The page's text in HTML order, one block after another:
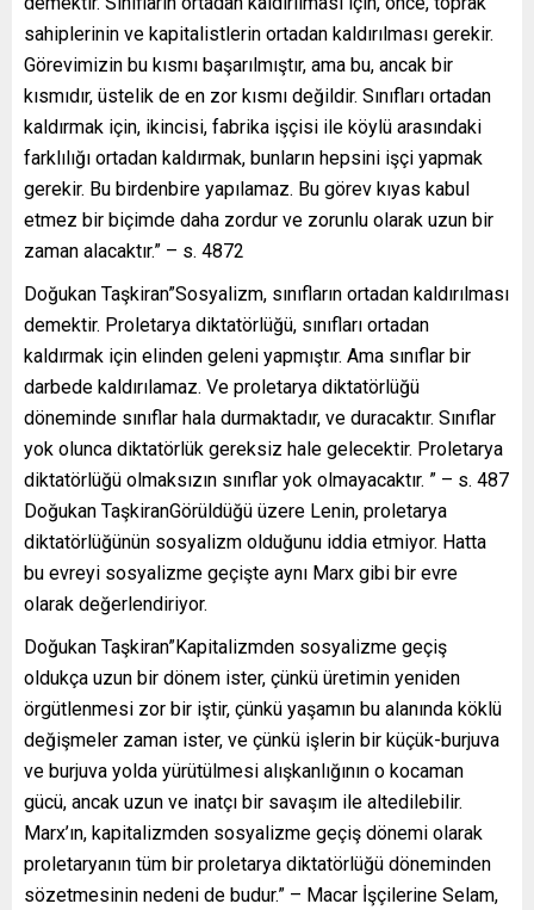
sahiplerinin ve kapitalistlerin ortadan kaldırılması gerekir.
Görevimizin bu kısmı başarılmıştır, ama bu, ancak bir
kısmıdır, üstelik de en zor kısmı değildir. Sınıfları ortadan
kaldırmak için, ikincisi, fabrika işçisi ile köylü arasındaki
farklılığı ortadan kaldırmak, bunların hepsini işçi yapmak
gerekir. Bu birdenbire yapılamaz. Bu görev kıyas kabul
etmez bir biçimde daha zordur ve zorunlu olarak uzun bir
zaman alacaktır.” – s. 4872
Doğukan Taşkiran”Sosyalizm, sınıfların ortadan kaldırılması
demektir. Proletarya diktatörlüğü, sınıfları ortadan
kaldırmak için elinden geleni yapmıştır. Ama sınıflar bir
darbede kaldırılamaz. Ve proletarya diktatörlüğü
döneminde sınıflar hala durmaktadır, ve duracaktır. Sınıflar
yok olunca diktatörlük gereksiz hale gelecektir. Proletarya
diktatörlüğü olmaksızın sınıflar yok olmayacaktır. ” – s. 487
Doğukan TaşkiranGörüldüğü üzere Lenin, proletarya
diktatörlüğünün sosyalizm olduğunu iddia etmiyor. Hatta
bu evreyi sosyalizme geçişte aynı Marx gibi bir evre
olarak değerlendiriyor.
Doğukan Taşkiran”Kapitalizmden sosyalizme geçiş
oldukça uzun bir dönem ister, çünkü üretimin yeniden
örgütlenmesi zor bir iştir, çünkü yaşamın bu alanında köklü
değişmeler zaman ister, ve çünkü işlerin bir küçük-burjuva
ve burjuva yolda yürütülmesi alışkanlığının o kocaman
gücü, ancak uzun ve inatçı bir savaşım ile altedilebilir.
Marx’ın, kapitalizmden sosyalizme geçiş dönemi olarak
proletaryanın tüm bir proletarya diktatörlüğü döneminden
sözetmesinin nedeni de budur.” – Macar İşçilerine Selam,